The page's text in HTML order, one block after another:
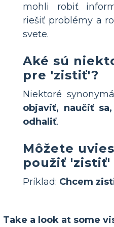
mohli robiť
riešiť problémy a
svete.
Aké sú
pre 'zistiť'?
Niektoré
objaviť, naučiť
odhaliť.
Môžete
použiť 'zistiť'
Príklad: Chcem
Take a look at some